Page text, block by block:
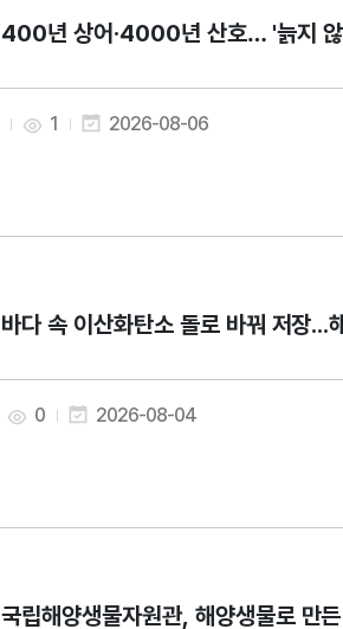
400년 상어·4000년 산호… '늙지 않
1 2026-08-06
바다 속 이산화탄소 돌로 바꿔 저장...
0 2026-08-04
국립해양생물자원관, 해양생물로 만